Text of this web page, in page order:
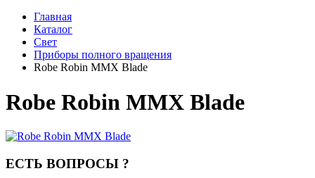
Главная
Каталог
Свет
Приборы полного вращения
Robe Robin MMX Blade
Robe Robin MMX Blade
ЕСТЬ ВОПРОСЫ ?